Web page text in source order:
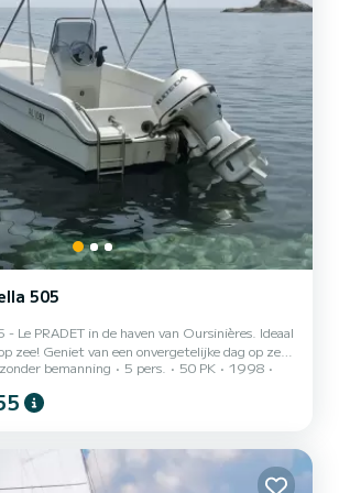
505
PRADET in de haven van Oursinières. Ideaal
dag op zee
en goed onderhouden boot, perfect voor
van de boot: Lengte:
om te bescherm...
bemanning 5 pers. 50 PK
1998